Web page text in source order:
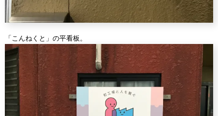
「こんねくと」の平看板。